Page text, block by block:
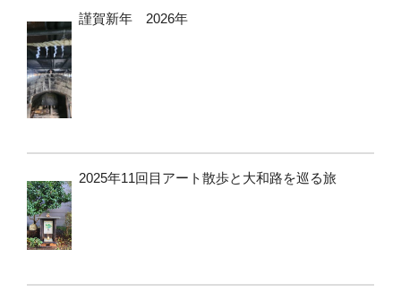
謹賀新年 2026年
2025年11回目アート散歩と大和路を巡る旅